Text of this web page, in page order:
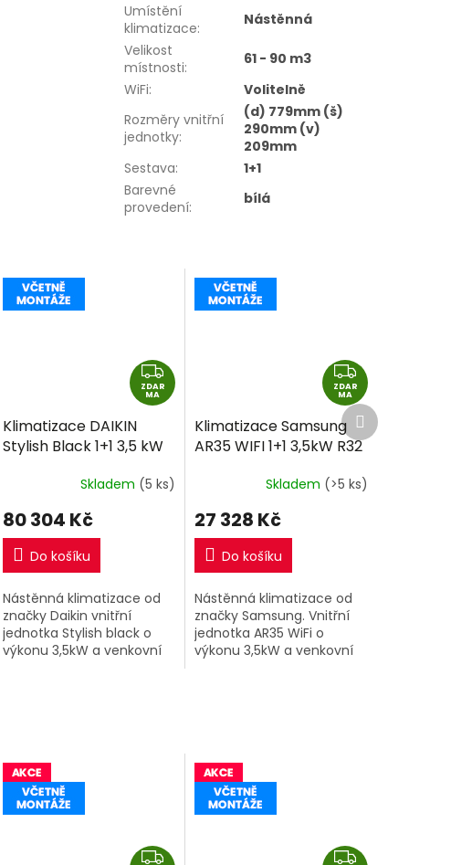
Z
Z
Umístění
klimatizace:
Nástěnná
Velikost
místnosti:
61 - 90 m3
WiFi:
Volitelně
Rozměry vnitřní
jednotky:
(d) 779mm (š)
290mm (v)
209mm
Sestava:
1+1
Barevné
provedení: bílá
Z
D
R
A
ZDAR
MA
Klimatizace DAIKIN
Stylish Black 1+1 3,5 kW
Skladem (5 ks)
80 304 Kč
Do košíku
Nástěnná klimatizace od
značky Daikin vnitřní
jednotka Stylish black o
výkonu 3,5kW a venkovní
Z
D
A
R
M
A
ZDAR
MA
Klimatizace Samsung
AR35 WIFI 1+1 3,5kW R32
Skladem (>5 ks)
27 328 Kč
Do košíku
Nástěnná klimatizace od
značky Samsung. Vnitřní
jednotka AR35 WiFi o
výkonu 3,5kW a venkovní
Další
produkt